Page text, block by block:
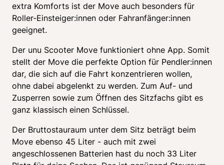
extra Komforts ist der Move auch besonders für
Roller-Einsteiger:innen oder Fahranfänger:innen
geeignet.
Der unu Scooter Move funktioniert ohne App. Somit
stellt der Move die perfekte Option für Pendler:innen
dar, die sich auf die Fahrt konzentrieren wollen,
ohne dabei abgelenkt zu werden. Zum Auf- und
Zusperren sowie zum Öffnen des Sitzfachs gibt es
ganz klassisch einen Schlüssel.
Der Bruttostauraum unter dem Sitz beträgt beim
Move ebenso 45 Liter - auch mit zwei
angeschlossenen Batterien hast du noch 33 Liter